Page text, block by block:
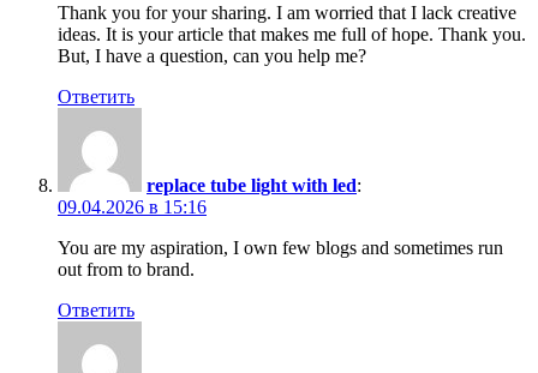
Thank you for your sharing. I am worried that I lack creative
ideas. It is your article that makes me full of hope. Thank you.
But, I have a question, can you help me?
Ответить
replace tube light with led:
09.04.2026 в 15:16
You are my aspiration, I own few blogs and sometimes run
out from to brand.
Ответить